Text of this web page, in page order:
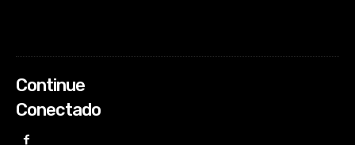
Continue
Conectado